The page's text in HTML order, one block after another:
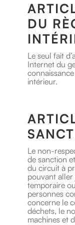
DU
Le seul fait
Internet du
intérieur.
Le non-
de sanction
du circuit à
pouvant aller
temporaire
personnes
concerne le
déchets, le
machines et